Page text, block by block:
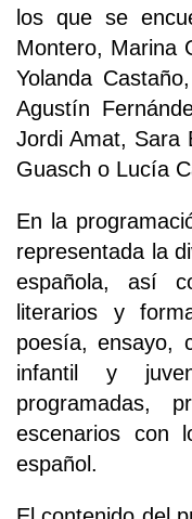
los que se
Montero, Marina
Yolanda
Agustín
Jordi Amat, Sara
Guasch o Lucía
En la
representada la
española, así
literarios y
poesía, ensayo,
infantil y
programadas,
escenarios con
español.